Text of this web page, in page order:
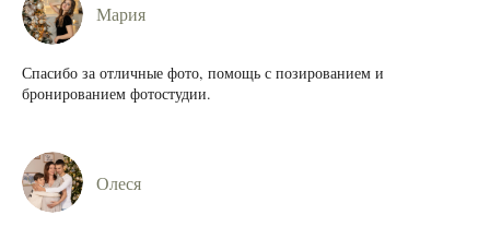
Мария
Спасибо за отличные фото, помощь с позированием и
бронированием фотостудии.
Олеся